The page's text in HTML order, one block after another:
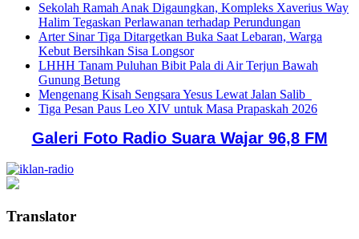
Sekolah Ramah Anak Digaungkan, Kompleks Xaverius Way
Halim Tegaskan Perlawanan terhadap Perundungan
Arter Sinar Tiga Ditargetkan Buka Saat Lebaran, Warga
Kebut Bersihkan Sisa Longsor
LHHH Tanam Puluhan Bibit Pala di Air Terjun Bawah
Gunung Betung
Mengenang Kisah Sengsara Yesus Lewat Jalan Salib
Tiga Pesan Paus Leo XIV untuk Masa Prapaskah 2026
Galeri Foto Radio Suara Wajar 96,8 FM
Translator